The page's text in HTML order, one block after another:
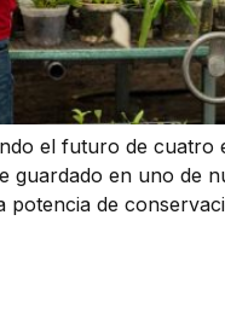
el futuro de cuatro
guardado en uno de
de